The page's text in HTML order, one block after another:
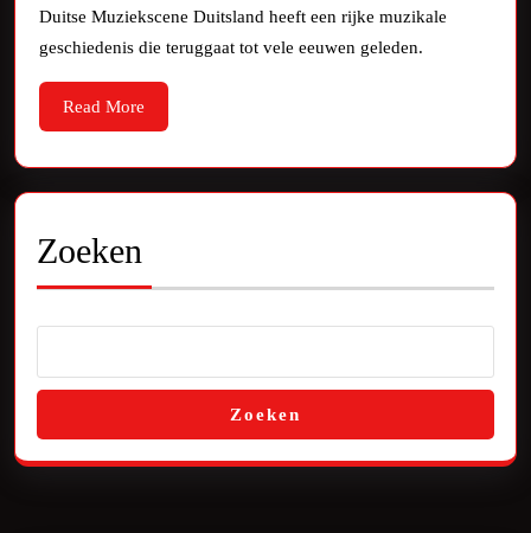
de
Duitse
Duitse Muziekscene Duitsland heeft een rijke muzikale
geschiedenis die teruggaat tot vele eeuwen geleden.
Read More
More
Zoeken
Zoeken